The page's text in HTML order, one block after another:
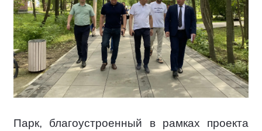
Парк, благоустроенный в рамках проекта